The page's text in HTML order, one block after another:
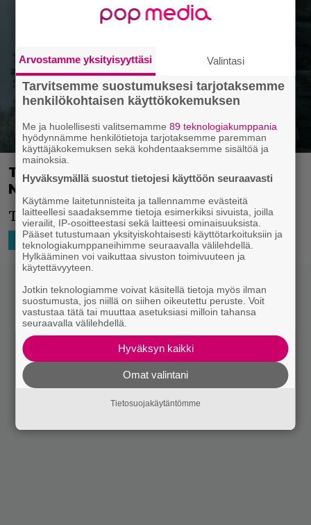
Tuli pari muuttujaa matkaan – katso
Napapiirin sankarit 4:n traileri
Takuuvarmaa hupia tiedossa.
SUOMILEFFA 26.8.2022 10:31 Niko Ikonen
Arvostamme yksityisyyttäsi Valintasi
Tarvitsemme suostumuksesi tarjotaksemme
henkilökohtaisen käyttökokemuksen
Me ja huolellisesti valitsemamme89 teknologiakumppania
hyödynnämme henkilötietoja tarjotaksemme paremman
käyttäjäkokemuksen sekä kohdentaaksemme sisältöä ja
mainoksia.
Hyväksymällä suostut tietojesi käyttöön seuraavasti
Käytämme laitetunnisteita ja tallennamme evästeitä
laitteellesi saadaksemme tietoja esimerkiksi sivuista, joilla
vierailit, IP-osoitteestasi sekä laitteesi ominaisuuksista.
Pääset tutustumaan yksityiskohtaisesti käyttötarkoituksiin ja
teknologiakumppaneihimme seuraavalla välilehdellä.
Hylkääminen voi vaikuttaa sivuston toimivuuteen ja
käytettävyyteen.
Jotkin teknologiamme voivat käsitellä tietoja myös ilman
suostumusta, jos niillä on siihen oikeutettu peruste. Voit
vastustaa tätä tai muuttaa asetuksiasi milloin tahansa
seuraavalla välilehdellä.
Hyväksyn kaikki
Omat valintani
Tietosuojakäytäntömme